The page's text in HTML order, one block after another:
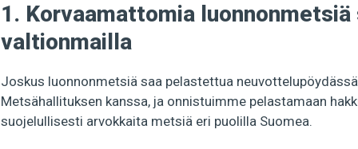
1. Korvaamattomia
valtionmailla
Joskus luonnonmetsiä saa pelastettua
Metsähallituksen kanssa, ja onnistuimme pelastamaan
suojelullisesti arvokkaita metsiä eri puolilla Suomea.